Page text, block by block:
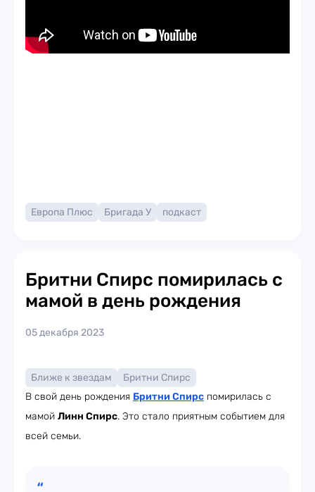
Европа Плюс Бригада У подкаст
Бритни Спирс помирилась с
мамой в день рождения
05 декабря 2023
Ближе к звездам
Бритни Спирс
В свой день рождения Бритни Спирс помирилась с
мамой Линн Спирс. Это стало приятным событием для
всей семьи.